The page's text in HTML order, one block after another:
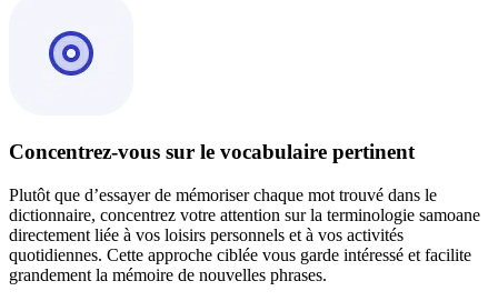
Concentrez-vous sur le vocabulaire pertinent
Plutôt que d’essayer de mémoriser chaque mot trouvé dans le
dictionnaire, concentrez votre attention sur la terminologie samoane
directement liée à vos loisirs personnels et à vos activités
quotidiennes. Cette approche ciblée vous garde intéressé et facilite
grandement la mémoire de nouvelles phrases.